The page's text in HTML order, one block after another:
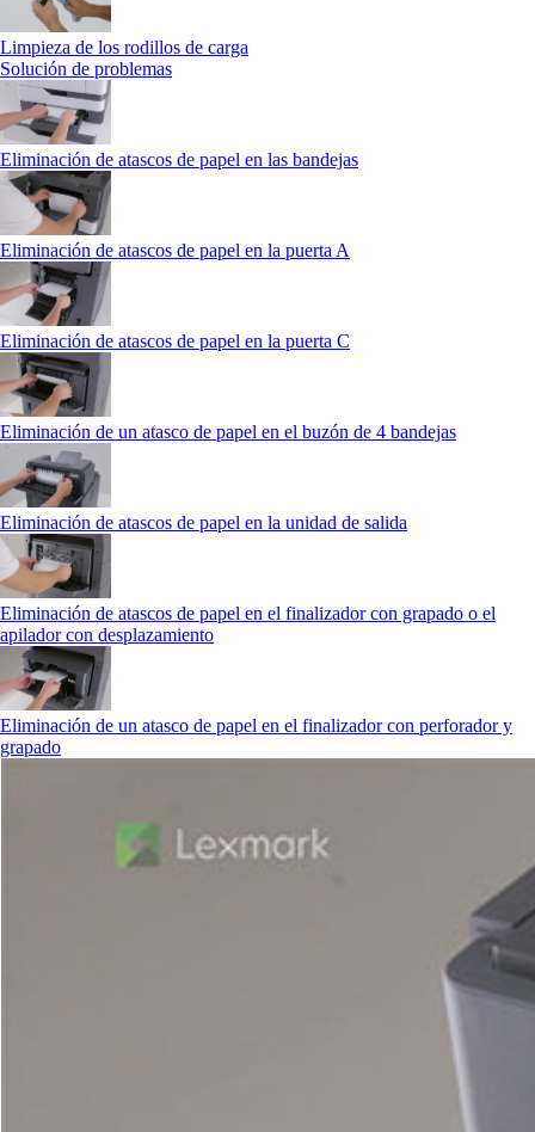
Limpieza de los rodillos de carga
Solución de problemas
Eliminación de atascos de papel en las bandejas
Eliminación de atascos de papel en la puerta A
Eliminación de atascos de papel en la puerta C
Eliminación de un atasco de papel en el buzón de 4 bandejas
Eliminación de atascos de papel en la unidad de salida
Eliminación de atascos de papel en el finalizador con grapado o el
apilador con desplazamiento
Eliminación de un atasco de papel en el finalizador con perforador y
grapado